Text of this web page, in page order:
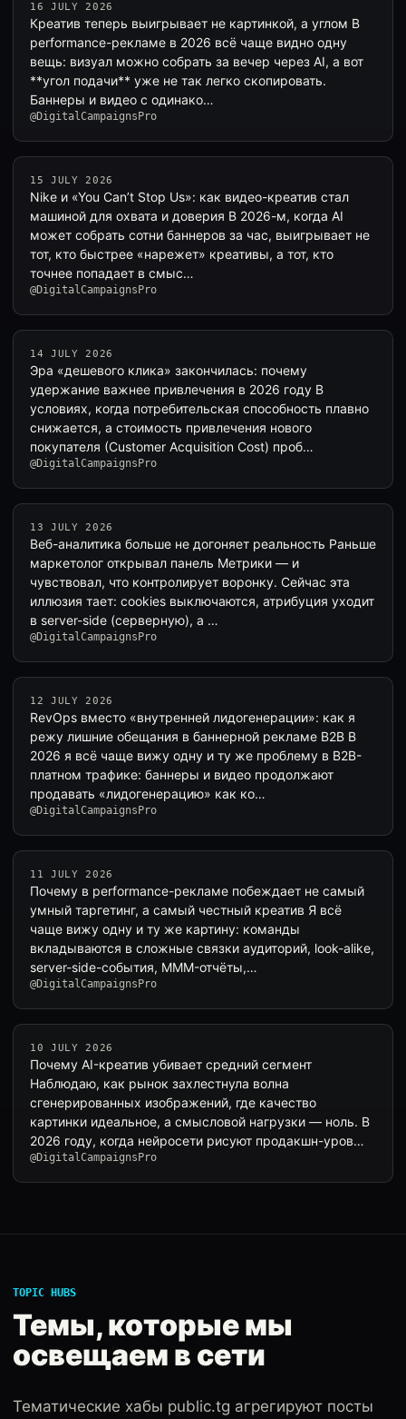
16 JULY 2026
Креатив теперь выигрывает не картинкой, а углом В
performance-рекламе в 2026 всё чаще видно одну
вещь: визуал можно собрать за вечер через AI, а вот
**угол подачи** уже не так легко скопировать.
Баннеры и видео с одинако…
@DigitalCampaignsPro
15 JULY 2026
Nike и «You Can’t Stop Us»: как видео-креатив стал
машиной для охвата и доверия В 2026-м, когда AI
может собрать сотни баннеров за час, выигрывает не
тот, кто быстрее «нарежет» креативы, а тот, кто
точнее попадает в смыс…
@DigitalCampaignsPro
14 JULY 2026
Эра «дешевого клика» закончилась: почему
удержание важнее привлечения в 2026 году В
условиях, когда потребительская способность плавно
снижается, а стоимость привлечения нового
покупателя (Customer Acquisition Cost) проб…
@DigitalCampaignsPro
13 JULY 2026
Веб-аналитика больше не догоняет реальность Раньше
маркетолог открывал панель Метрики — и
чувствовал, что контролирует воронку. Сейчас эта
иллюзия тает: cookies выключаются, атрибуция уходит
в server-side (серверную), а …
@DigitalCampaignsPro
12 JULY 2026
RevOps вместо «внутренней лидогенерации»: как я
режу лишние обещания в баннерной рекламе B2B В
2026 я всё чаще вижу одну и ту же проблему в B2B-
платном трафике: баннеры и видео продолжают
продавать «лидогенерацию» как ко…
@DigitalCampaignsPro
11 JULY 2026
Почему в performance-рекламе побеждает не самый
умный таргетинг, а самый честный креатив Я всё
чаще вижу одну и ту же картину: команды
вкладываются в сложные связки аудиторий, look-alike,
server-side-события, MMM-отчёты,…
@DigitalCampaignsPro
10 JULY 2026
Почему AI-креатив убивает средний сегмент
Наблюдаю, как рынок захлестнула волна
сгенерированных изображений, где качество
картинки идеальное, а смысловой нагрузки — ноль. В
2026 году, когда нейросети рисуют продакшн-уров…
@DigitalCampaignsPro
TOPIC HUBS
Темы, которые мы
освещаем в сети
Тематические хабы public.tg агрегируют посты